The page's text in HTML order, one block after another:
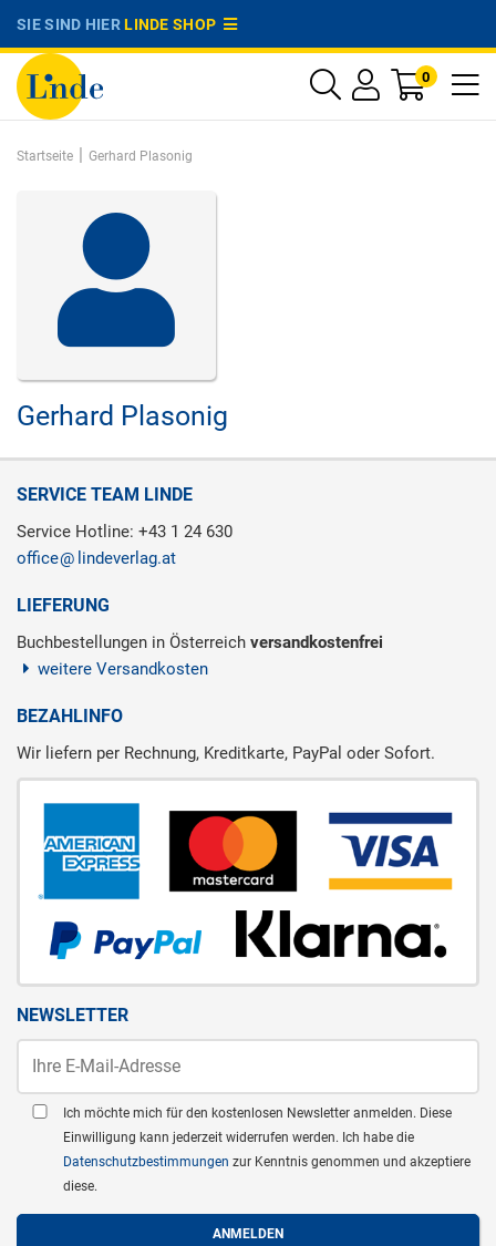
SIE SIND HIERLINDE SHOP
0
Startseite | Gerhard Plasonig
Gerhard Plasonig
SERVICE TEAM LINDE
Service Hotline: +43 1 24 630
office
lindeverlag.at
LIEFERUNG
Buchbestellungen in Österreich versandkostenfrei
weitere Versandkosten
BEZAHLINFO
Wir liefern per Rechnung, Kreditkarte, PayPal oder Sofort.
NEWSLETTER
Ich möchte mich für den kostenlosen Newsletter anmelden. Diese
Einwilligung kann jederzeit widerrufen werden. Ich habe die
Datenschutzbestimmungen zur Kenntnis genommen und akzeptiere
diese.